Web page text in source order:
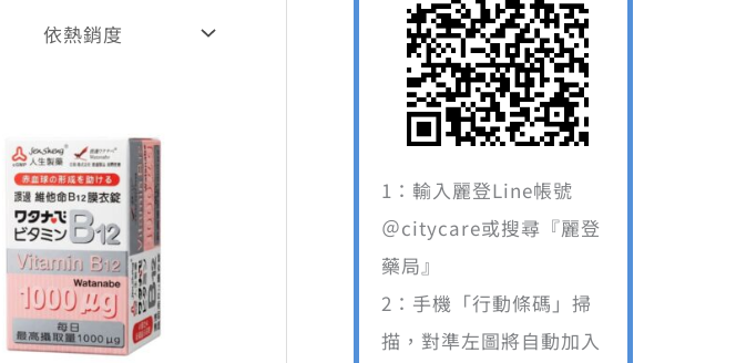
始
價
格：
NT$ 350。
1：輸入麗登Line帳號
＠citycare或搜尋『麗登
藥局』
2：手機「行動條碼」掃
描，對準左圖將自動加入